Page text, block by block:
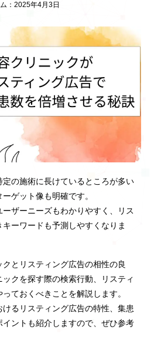
：2025年4月3日
の施術に長けているところが多い
ゲット像も明確です。
ザーニーズもわかりやすく、リス
ーワードも予測しやすくなりま
とリスティング広告の相性の良
クを探す際の検索行動、リスティ
ておくべきことを解説します。
るリスティング広告の特性、集患
ントも紹介しますので、ぜひ参考